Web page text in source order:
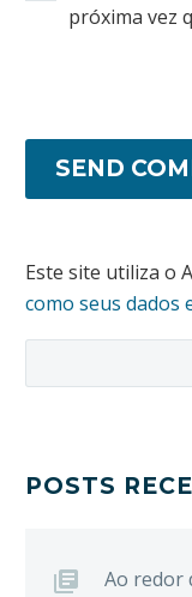
próxima vez
SEND
Este site utiliza o
como seus dados
POSTS
Ao redor